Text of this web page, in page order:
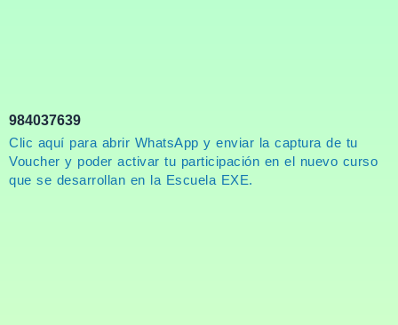
984037639
Clic aquí para abrir WhatsApp y enviar la captura de tu
Voucher y poder activar tu participación en el nuevo curso
que se desarrollan en la Escuela EXE.